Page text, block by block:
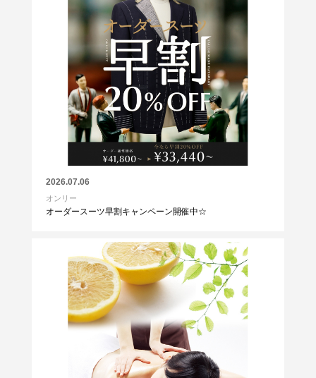
2026.07.06
オンリー
オーダースーツ早割キャンペーン開催中☆